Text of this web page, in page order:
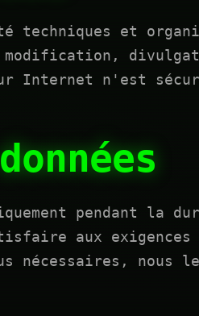
techniques et
modification,
Internet n'est
pendant la
aux exigences
nécessaires, nous